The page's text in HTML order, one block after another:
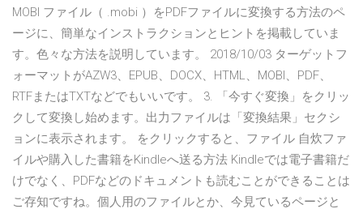
MOBI ファイル（ .mobi ）をPDFファイルに変換する方法のペ
ージに、簡単なインストラクションとヒントを掲載していま
す。色々な方法を説明しています。 2018/10/03 ターゲットフ
ォーマットがAZW3、EPUB、DOCX、HTML、MOBI、PDF、
RTFまたはTXTなどでもいいです。 3. 「今すぐ変換」をクリッ
クして変換し始めます。出力ファイルは「変換結果」セクシ
ョンに表示されます。 をクリックすると、ファイル 自炊ファ
イルや購入した書籍をKindleへ送る方法 Kindleでは電子書籍だ
けでなく、PDFなどのドキュメントも読むことができることは
ご存知ですね。個人用のファイルとか、今見ているページと